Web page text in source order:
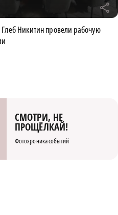
r
Никитин провели рабочую
СМОТРИ, НЕ
ПРОЩЁЛКАЙ!
Фотохроника событий